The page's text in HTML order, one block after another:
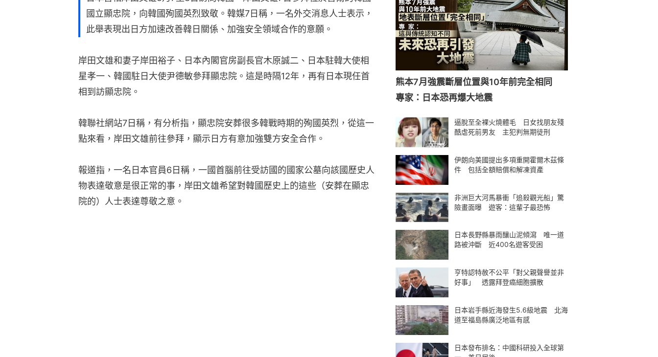
國立顯忠院，向韓國殉國英烈致敬。韓媒7日稱，一名外交消息人士表示，
此舉表現出日方加速改善韓日關係、加強安全領域合作的意願。
岸田文雄和妻子岸田裕子、日本內閣官房副長官木原誠二、日本駐韓大使相
星孝一、韓國駐日大使尹德敏參拜顯忠院。這是時隔12年，再有日本現任首
相到訪顯忠院。
韓聯社網站7日稱，有分析指，顯忠院安葬很多韓戰時期的殉國英烈，從這一
點來看，岸田文雄前往參拜，顯示日方有意加強雙方安全合作。
報道指，一名日本官員6日稱，一國首腦前往受訪國的國家公墓向該國歷史人
物表達敬意是很正常的事，岸田文雄希望對韓國歷史上的這些（安葬在顯忠
院的）人士表達尊敬之意。
熊本7月強震斷層位置與10年前完全相同
專家：日本恐再爆大地震
逼脫至全裸火燒體毛 日女找朋友殘
酷虐死前男友 主犯判無期徒刑
伊朗向美國提出多項重開霍爾木茲條
件 包括全額賠償和解凍資產
非洲巨大河馬暴衝「追殺觀光船」驚
險畫面曝 遊客：這輩子最恐怖
日本長野縣暴雨釀山泥傾瀉 唯一道
路被沖斷 近400名遊客受困
亨特認特赦不公平「對父親聲譽並非
好事」 透露拜登癌細胞擴散
日本岩手縣近海發生5.6級地震 北海
道至福島縣廣泛地區有感
日本發布排名：中國科研投入全球第